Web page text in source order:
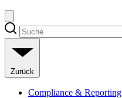
Zurück
Compliance & Reporting